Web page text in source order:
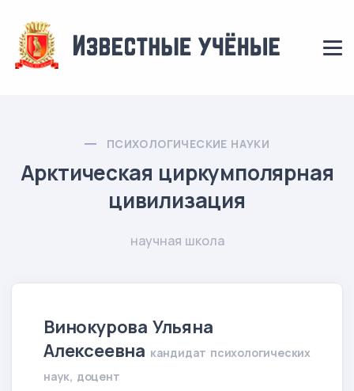
ПСИХОЛОГИЧЕСКИЕ НАУКИ
Арктическая циркумполярная
цивилизация
научная школа
Винокурова Ульяна
Алексеевна кандидат психологических
наук, доцент